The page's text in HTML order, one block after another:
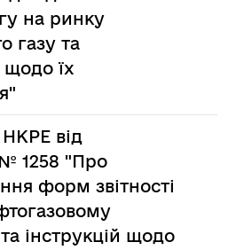
на ринку
газу та
щодо їх
від
1258 "Про
форм звітності
інструкцій щодо